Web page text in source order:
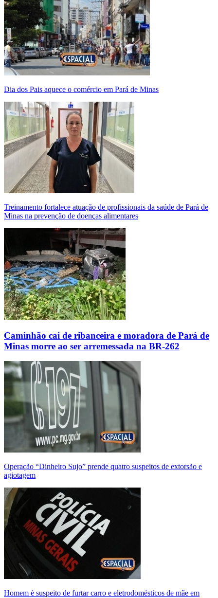
Dia dos Pais aquece o comércio em Pará de Minas
Treinamento fortalece atuação de profissionais da saúde de Pará de
Minas na prevenção de doenças alimentares
Caminhão cai de ribanceira e moradora de Pará de
Minas morre ao ser arremessada na BR-262
Operação “Dinheiro Sujo” prende quatro suspeitos de extorsão e
agiotagem
Homem é suspeito de furtar carro e eletrodomésticos de mãe em